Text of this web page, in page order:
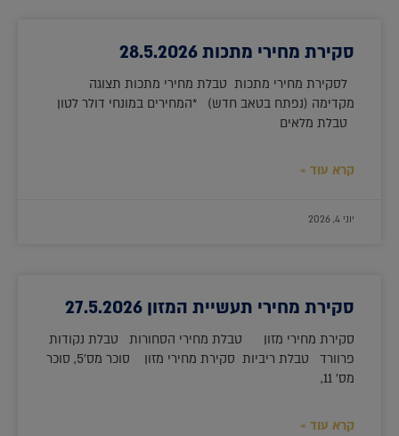
סקירת מחירי מתכות 28.5.2026
לסקירת מחירי מתכות טבלת מחירי מתכות תצוגה
מקדימה (נפתח בטאב חדש) *המחירים במונחי דולר לטון
טבלת מלאים
קרא עוד »
יוני 4, 2026
סקירת מחירי תעשיית המזון 27.5.2026
סקירת מחירי מזון טבלת מחירי הסחורות טבלת נקודות
פרוורד טבלת ריביות סקירת מחירי מזון סוכר מס'5, סוכר
מס' 11,
קרא עוד »